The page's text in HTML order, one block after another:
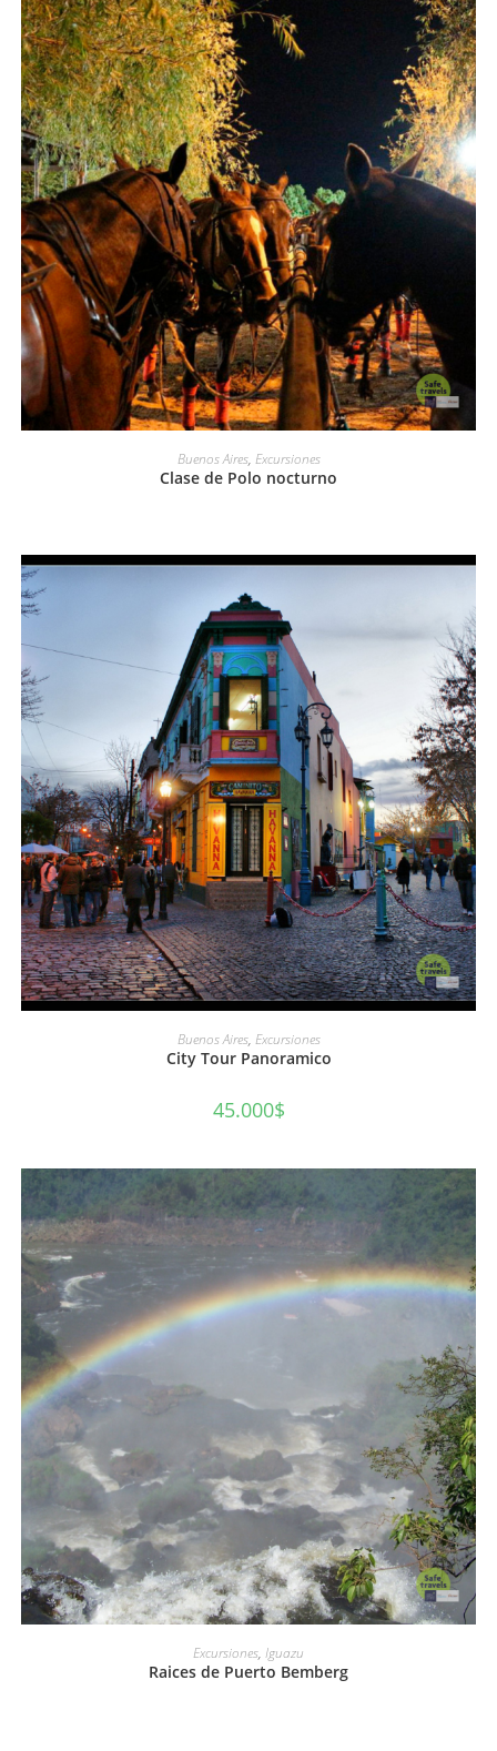
LEER MÁS
Buenos Aires, Excursiones
Clase de Polo nocturno
AÑADIR AL CARRITO
Buenos Aires, Excursiones
City Tour Panoramico
45.000$
LEER MÁS
Excursiones, Iguazu
Raices de Puerto Bemberg